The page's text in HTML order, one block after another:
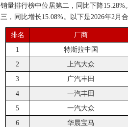
销量排行榜中位居第二，同比下降
三，同比增长15.08%。以下是2026年2月
排名 厂商
1
特斯拉中国
2
上汽大众
3
广汽丰田
4
一汽丰田
5
一汽大众
6
华晨宝马